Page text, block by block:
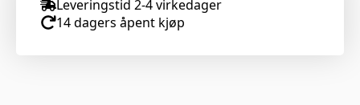
Leveringstid 2-4 virkedager
14 dagers åpent kjøp